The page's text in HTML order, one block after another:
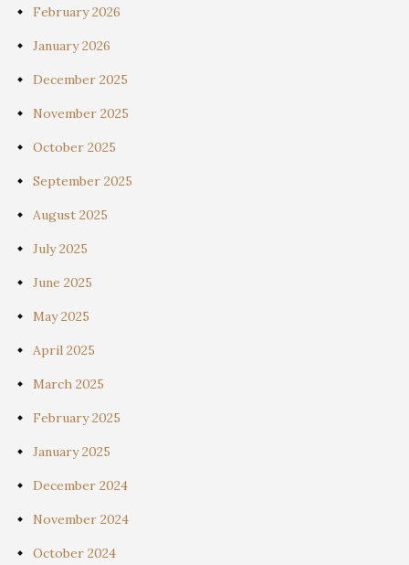
February 2026
January 2026
December 2025
November 2025
October 2025
September 2025
August 2025
July 2025
June 2025
May 2025
April 2025
March 2025
February 2025
January 2025
December 2024
November 2024
October 2024